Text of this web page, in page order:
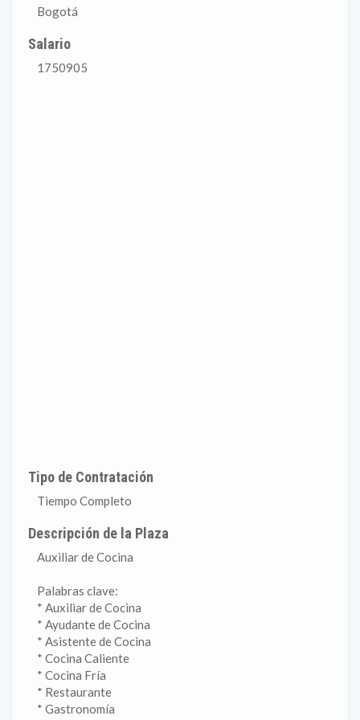
Bogotá
Salario
1750905
Tipo de Contratación
Tiempo Completo
Descripción de la Plaza
Auxiliar de Cocina
Palabras clave:
* Auxiliar de Cocina
* Ayudante de Cocina
* Asistente de Cocina
* Cocina Caliente
* Cocina Fría
* Restaurante
* Gastronomía